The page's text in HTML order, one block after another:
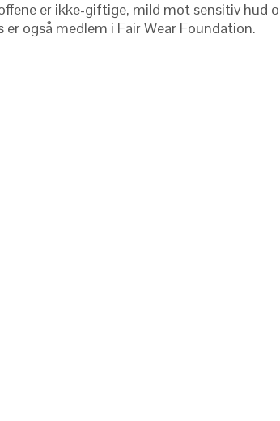
er ikke-giftige, mild mot sensitiv hud
også medlem i Fair Wear Foundation.